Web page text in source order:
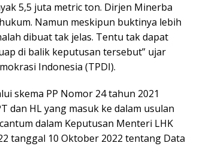
5,5 juta metric ton. Dirjen Minerba
Namun meskipun buktinya lebih
dibuat tak jelas. Tentu tak dapat
di balik keputusan tersebut” ujar
Indonesia (TPDI).
skema PP Nomor 24 tahun 2021
dan HL yang masuk ke dalam usulan
dalam Keputusan Menteri LHK
tanggal 10 Oktober 2022 tentang Data